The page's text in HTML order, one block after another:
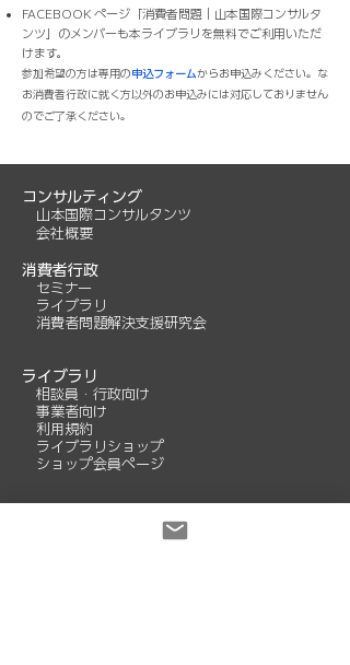
FACEBOOK ページ「消費者問題｜山本国際コンサルタ
ンツ」のメンバーも本ライブラリを無料でご利用いただ
けます。
参加希望の方は専用の 申込フォーム からお申込みください。な
お消費者行政に就く方以外のお申込みには対応しておりません
のでご了承ください。
コンサルティング
山本国際コンサルタンツ
会社概要
消費者行政
セミナー
ライブラリ
消費者問題解決支援研究会
ライブラリ
相談員・行政向け
事業者向け
利用規約
ライブラリショップ
ショップ会員ページ